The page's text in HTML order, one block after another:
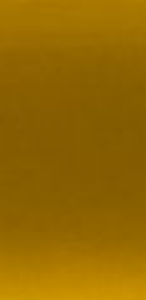
City Traffic i
upphandlad
av Johan